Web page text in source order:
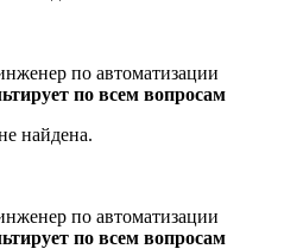
по автоматизации
по всем вопросам
найдена.
по автоматизации
по всем вопросам